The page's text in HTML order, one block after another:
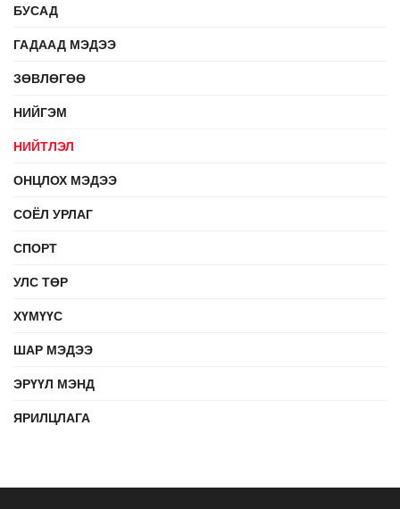
БУСАД
ГАДААД МЭДЭЭ
ЗӨВЛӨГӨӨ
НИЙГЭМ
НИЙТЛЭЛ
ОНЦЛОХ МЭДЭЭ
СОЁЛ УРЛАГ
СПОРТ
УЛС ТӨР
ХҮМҮҮС
ШАР МЭДЭЭ
ЭРҮҮЛ МЭНД
ЯРИЛЦЛАГА